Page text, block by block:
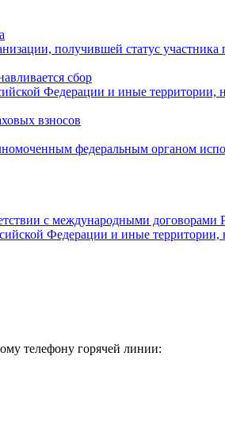
получившей статус
сбор
Федерации и иные территории,
взносов
федеральным органом
с международными договорами
Федерации и иные
телефону горячей линии: